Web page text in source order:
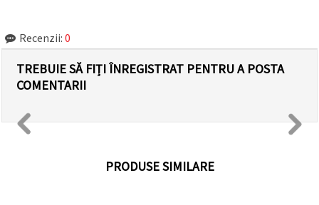
Recenzii: 0
TREBUIE SĂ FIȚI ÎNREGISTRAT PENTRU A POSTA
COMENTARII
PRODUSE SIMILARE